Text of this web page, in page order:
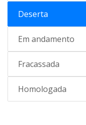
Deserta
Em andamento
Fracassada
Homologada